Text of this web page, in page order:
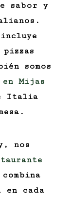
sabor y
incluye
somos
Mijas
Italia
nos
en cada